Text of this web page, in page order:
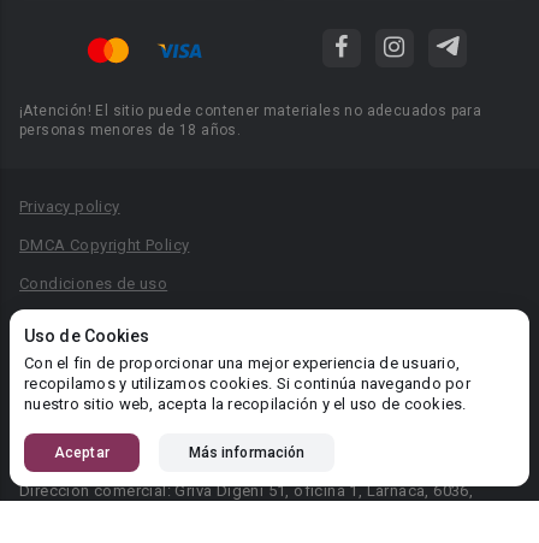
Uso de Cookies
Con el fin de proporcionar una mejor experiencia de usuario,
recopilamos y utilizamos cookies. Si continúa navegando por
nuestro sitio web, acepta la recopilación y el uso de cookies.
Aceptar Más información
¡Atención! El sitio puede contener materiales no adecuados para
personas menores de 18 años.
Privacy policy
DMCA Copyright Policy
Condiciones de uso
Reglas para la publicación de libros
Área RR.PP.: pr@booknet.com
© 2026 Booknet. Todos los derechos reservados.
Dirección comercial: Griva Digeni 51, oficina 1, Larnaca, 6036,